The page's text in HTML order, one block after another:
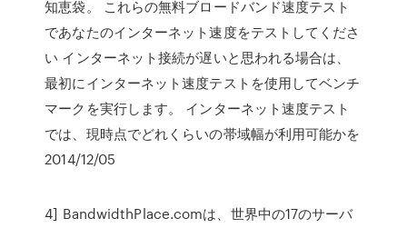
知恵袋。 これらの無料ブロードバンド速度テスト
であなたのインターネット速度をテストしてくださ
い インターネット接続が遅いと思われる場合は、
最初にインターネット速度テストを使用してベンチ
マークを実行します。 インターネット速度テスト
では、現時点でどれくらいの帯域幅が利用可能かを
2014/12/05
4] BandwidthPlace.comは、世界中の17のサーバ